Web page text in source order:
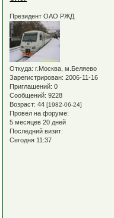
Президент ОАО РЖД
Откуда: г.Москва, м.Беляево
Зарегистрирован: 2006-11-16
Приглашений: 0
Сообщений: 9228
Возраст: 44[1982-06-24]
Провел на форуме:
5 месяцев 20 дней
Последний визит:
Сегодня 11:37